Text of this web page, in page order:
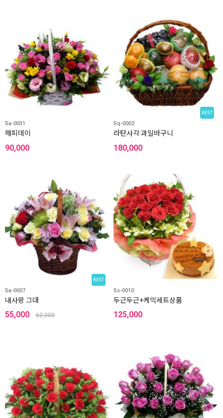
Sa-0031
해피데이
90,000
BEST
Sq-0002
라탄사각 과일바구니
180,000
BEST
Sa-0007
내사랑 그대
55,000 60,000
Ss-0010
두근두근+케익세트상품
125,000